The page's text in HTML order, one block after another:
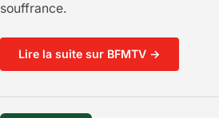
souffrance.
Lire la suite sur BFMTV →